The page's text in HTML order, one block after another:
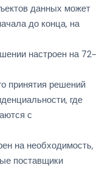
данных может
до конца, на
настроен на 72-
принятия решений
где
с
на необходимость,
поставщики